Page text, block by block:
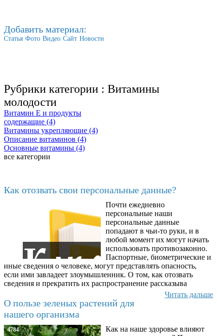
Добавить материал:
Статья Фото Видео Сайт Новости
Рубрики категории : Витамины
молодости
Витамин Е и продукты
содержащие (4)
Витамины укрепляющие (4)
Описание витаминов (4)
Основные витамины (4)
все категории
Как отозвать свои персональные данные?
Почти ежедневно
персональные наши
персональные данные
попадают в чьи-то руки, и в
любой момент их могут начать
использовать противозаконно.
Паспортные, биометрические и
иные сведения о человеке, могут представлять опасность,
если ими завладеет злоумышленник. О том, как отозвать
сведения и прекратить их распространение рассказыва
Читать дальше
О пользе зеленых растений для
нашего организма
4784
Как на наше здоровье влияют